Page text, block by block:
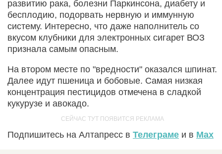
развитию рака, болезни Паркинсона, диабету и
бесплодию, подорвать нервную и иммунную
систему. Интересно, что даже наполнитель со
вкусом клубники для электронных сигарет ВОЗ
признала самым опасным.
На втором месте по "вредности" оказался шпинат.
Далее идут пшеница и бобовые. Самая низкая
концентрация пестицидов отмечена в сладкой
кукурузе и авокадо.
Подпишитесь на Алтапресс в Телеграме и в Max